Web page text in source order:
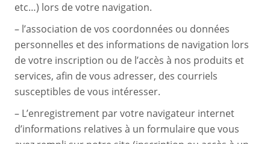
etc…) lors de votre navigation.
– l’association de vos coordonnées ou données
personnelles et des informations de navigation lors
de votre inscription ou de l’accès à nos produits et
services, afin de vous adresser, des courriels
susceptibles de vous intéresser.
– L’enregistrement par votre navigateur internet
d’informations relatives à un formulaire que vous